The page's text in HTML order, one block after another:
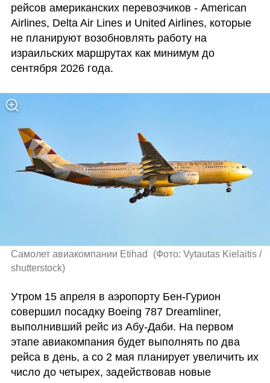
рейсов американских перевозчиков - American
Airlines, Delta Air Lines и United Airlines, которые
не планируют возобновлять работу на
израильских маршрутах как минимум до
сентября 2026 года.
Самолет авиакомпании Etihad (Фото: Vytautas Kielaitis /
shutterstock)
Утром 15 апреля в аэропорту Бен-Гурион
совершил посадку Boeing 787 Dreamliner,
выполнивший рейс из Абу-Даби. На первом
этапе авиакомпания будет выполнять по два
рейса в день, а со 2 мая планирует увеличить их
число до четырех, задействовав новые